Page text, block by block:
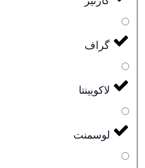
گراف
لاکویینتا
لوسمنت